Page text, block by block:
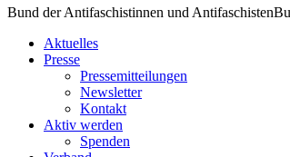
Bund der Antifaschistinnen und Antifaschisten
Aktuelles
Presse
Pressemitteilungen
Newsletter
Kontakt
Aktiv werden
Spenden